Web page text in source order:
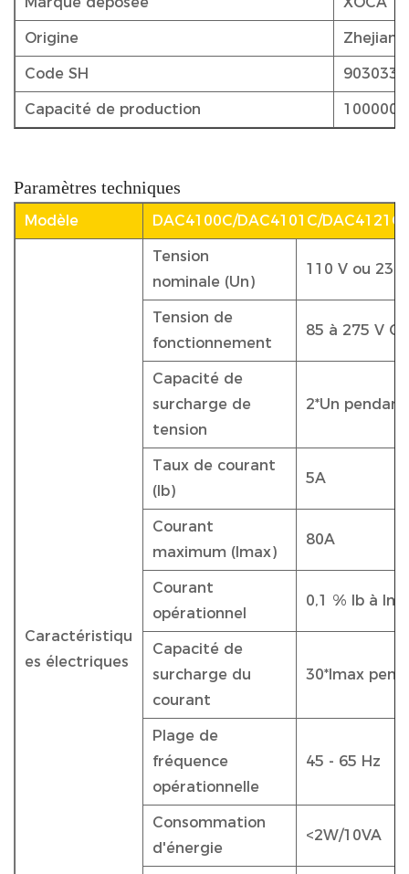
Origine
Code SH
Capacité de production
Paramètres techniques
Modèle DAC4100C/DAC4101C/
Caractéristiqu
es électriques
Tension
nominale (Un)
110 V ou 230
Tension de
fonctionnement
85 à 275 V
Capacité de
surcharge de
tension
2*Un
Taux de courant
(Ib)
5A
Courant
maximum (Imax)
80A
Courant
opérationnel
0,1 % Ib à
Capacité de
surcharge du
courant
30*Imax
Plage de
fréquence
opérationnelle
45 - 65 Hz
Consommation
d'énergie
<2W/10VA